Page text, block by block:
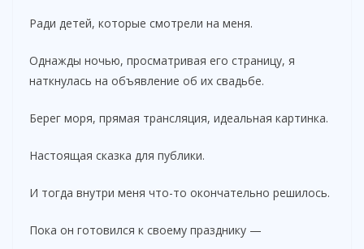
Ради детей, которые смотрели на меня.
Однажды ночью, просматривая его страницу, я
наткнулась на объявление об их свадьбе.
Берег моря, прямая трансляция, идеальная картинка.
Настоящая сказка для публики.
И тогда внутри меня что-то окончательно решилось.
Пока он готовился к своему празднику —